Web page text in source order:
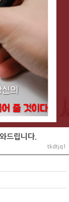
드립니다.
tkdtjq1